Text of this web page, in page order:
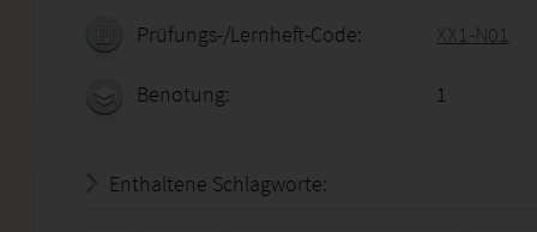
Prüfungs-/Lernheft-Code: XX1-N01
Benotung: 1
Enthaltene Schlagworte: